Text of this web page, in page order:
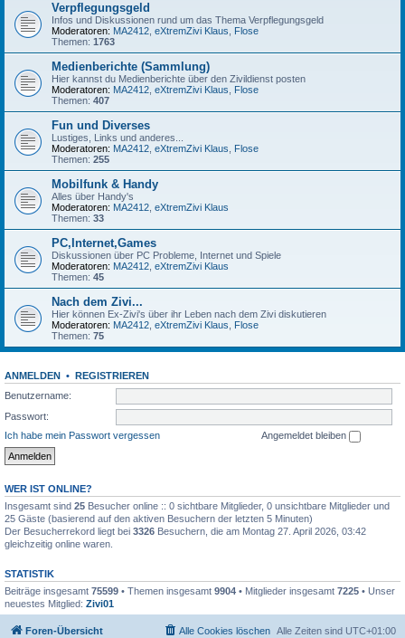
Verpflegungsgeld
Infos und Diskussionen rund um das Thema Verpflegungsgeld
Moderatoren: MA2412 eXtremZivi Klaus
Flose
Themen: 1763
Medienberichte (Sammlung)
Hier kannst du Medienberichte über den Zivildienst posten
Moderatoren: MA2412 eXtremZivi Klaus
Flose
Themen: 407
Fun und Diverses
Lustiges, Links und anderes...
Moderatoren: MA2412 eXtremZivi Klaus
Flose
Themen: 255
Mobilfunk & Handy
Alles über Handy's
Moderatoren: MA2412 eXtremZivi Klaus
Themen: 33
PC,Internet,Games
Diskussionen über PC Probleme, Internet und Spiele
Moderatoren: MA2412 eXtremZivi Klaus
Themen: 45
Nach dem Zivi...
Hier können Ex-Zivi's über ihr Leben nach dem Zivi diskutieren
Moderatoren: MA2412 eXtremZivi Klaus
Flose
Themen: 75
ANMELDEN • REGISTRIEREN
Benutzername:
Passwort:
Ich habe mein Passwort vergessen
Angemeldet bleiben
WER IST ONLINE?
Insgesamt sind 25 Besucher online :: 0 sichtbare Mitglieder, 0 unsichtbare Mitglieder und
25 Gäste (basierend auf den aktiven Besuchern der letzten 5 Minuten)
Der Besucherrekord liegt bei 3326 Besuchern, die am Montag 27. April 2026, 03:42
gleichzeitig online waren.
STATISTIK
Beiträge insgesamt 75599 • Themen insgesamt 9904 • Mitglieder insgesamt 7225 • Unser
neuestes Mitglied: Zivi01
Foren-Übersicht Alle Zeiten sind UTC+01:00
Alle Cookies löschen